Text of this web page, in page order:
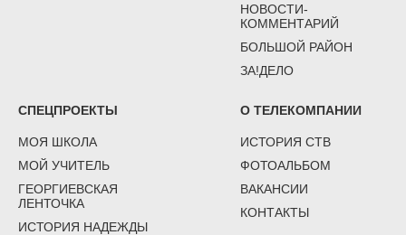
НОВОСТИ-
КОММЕНТАРИЙ
БОЛЬШОЙ РАЙОН
ЗА!ДЕЛО
СПЕЦПРОЕКТЫ
МОЯ ШКОЛА
МОЙ УЧИТЕЛЬ
ГЕОРГИЕВСКАЯ
ЛЕНТОЧКА
ИСТОРИЯ НАДЕЖДЫ
О ТЕЛЕКОМПАНИИ
ИСТОРИЯ СТВ
ФОТОАЛЬБОМ
ВАКАНСИИ
КОНТАКТЫ